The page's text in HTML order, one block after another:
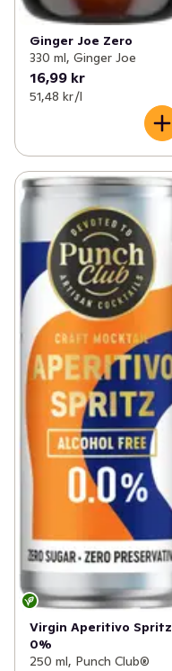
Ginger Joe Zero
330 ml, Ginger Joe
16,99 kr
51,48 kr /l
Virgin Aperitivo Spritz
0%
250 ml, Punch Club®